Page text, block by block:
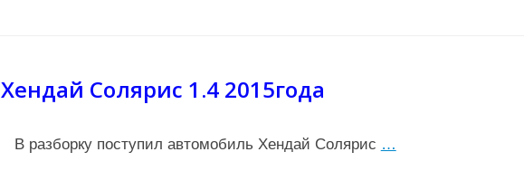
Хендай Солярис 1.4 2015года
В разборку поступил автомобиль Хендай Солярис …